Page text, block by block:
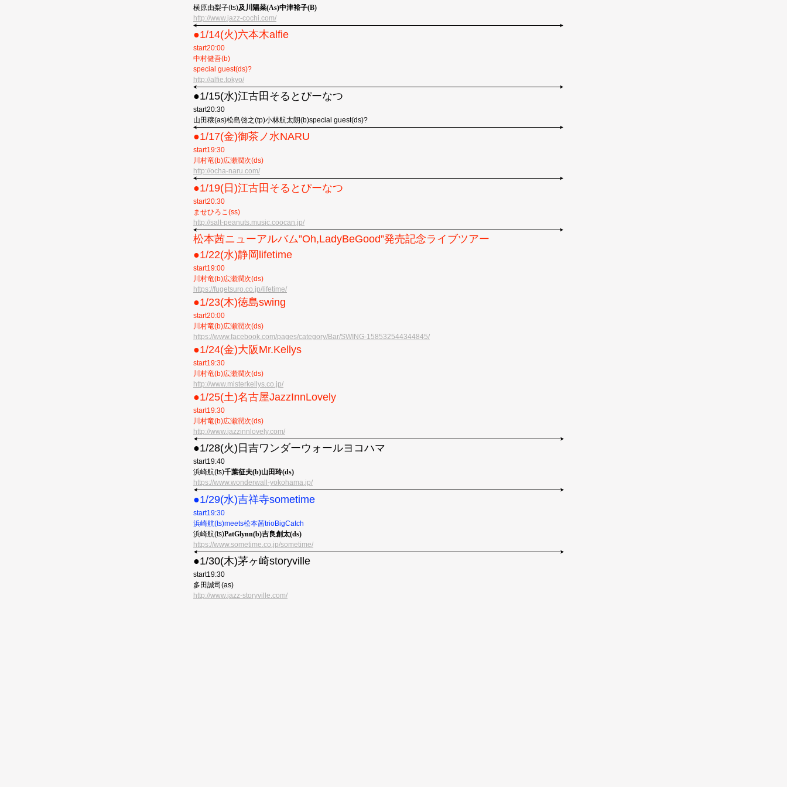
横原由梨子(ts)及川陽菜(As)中津裕子(B)
http://www.jazz-cochi.com/
●1/14(火)六本木alfie
start20:00
中村健吾(b)
special guest(ds)?
http://alfie.tokyo/
●︎1/15(水)江古田そるとぴーなつ
start20:30
山田穣(as)松島啓之(tp)小林航太朗(b)special guest(ds)?
●︎1/17(金)御茶ノ水NARU
start19:30
川村竜(b)広瀬潤次(ds)
http://ocha-naru.com/
●︎1/19(日)江古田そるとぴーなつ
start20:30
ませひろこ(ss)
http://salt-peanuts.music.coocan.jp/
松本茜ニューアルバム”Oh,LadyBeGood”発売記念ライブツアー
●︎1/22(水)静岡lifetime
start19:00
川村竜(b)広瀬潤次(ds)
https://fugetsuro.co.jp/lifetime/
●︎1/23(木)徳島swing
start20:00
川村竜(b)広瀬潤次(ds)
https://www.facebook.com/pages/category/Bar/SWING-158532544344845/
●︎1/24(金)大阪Mr.Kellys
start19:30
川村竜(b)広瀬潤次(ds)
http://www.misterkellys.co.jp/
●︎1/25(土)名古屋JazzInnLovely
start19:30
川村竜(b)広瀬潤次(ds)
http://www.jazzinnlovely.com/
●︎1/28(火)日吉ワンダーウォールヨコハマ
start19:40
浜崎航(ts)千葉征夫(b)山田玲(ds)
https://www.wonderwall-yokohama.jp/
●︎1/29(水)吉祥寺sometime
start19:30
浜崎航(ts)meets松本茜trioBigCatch
浜崎航(ts)PatGlynn(b)吉良創太(ds)
https://www.sometime.co.jp/sometime/
●︎1/30(木)茅ヶ崎storyville
start19:30
多田誠司(as)
http://www.jazz-storyville.com/